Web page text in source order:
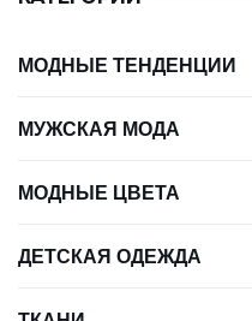
МОДНЫЕ ТЕНДЕНЦИИ
МУЖСКАЯ МОДА
МОДНЫЕ ЦВЕТА
ДЕТСКАЯ ОДЕЖДА